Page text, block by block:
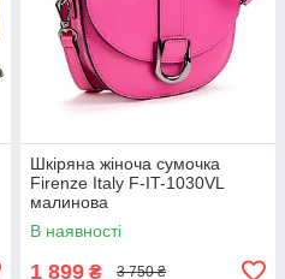
Шкіряна жіноча сумочка
Firenze Italy F-IT-1030VL
малинова
В наявності
1 899 ₴ 3 750 ₴